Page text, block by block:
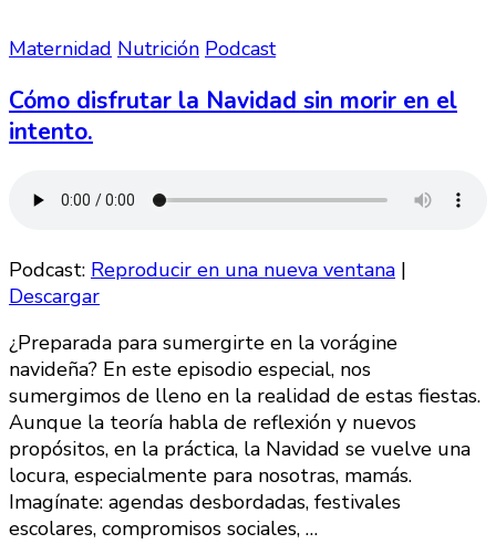
Maternidad Nutrición Podcast
Cómo disfrutar la Navidad sin morir en el
intento.
Podcast: Reproducir en una nueva ventana |
Descargar
¿Preparada para sumergirte en la vorágine
navideña? En este episodio especial, nos
sumergimos de lleno en la realidad de estas fiestas.
Aunque la teoría habla de reflexión y nuevos
propósitos, en la práctica, la Navidad se vuelve una
locura, especialmente para nosotras, mamás.
Imagínate: agendas desbordadas, festivales
escolares, compromisos sociales, …